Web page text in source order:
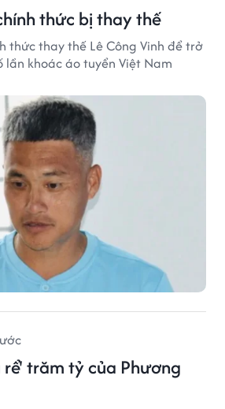
thức bị thay thế
thức thay thế Lê Công Vinh để trở
lần khoác áo tuyển Việt Nam
rể' trăm tỷ của Phương